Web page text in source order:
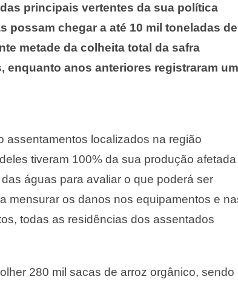
principais vertentes da sua política
possam chegar a até 10 mil toneladas de
metade da colheita total da safra
enquanto anos anteriores registraram um
assentamentos localizados na região
tiveram 100% da sua produção afetada
águas para avaliar o que poderá ser
mensurar os danos nos equipamentos e
todas as residências dos assentados
280 mil sacas de arroz orgânico, sendo